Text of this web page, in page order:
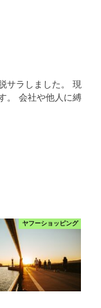
サラしました。 現
。 会社や他人に縛
ヤフーショッピング